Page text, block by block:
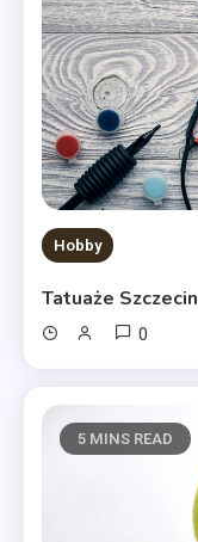
Hobby
Tatuaże Szczecin
0
5 MINS READ